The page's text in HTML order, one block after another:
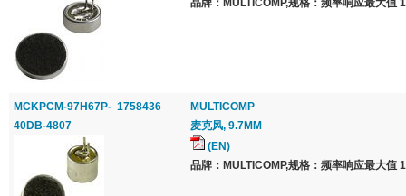
品牌：MULTICOMP,规格：频率响应最大值
MCKPCM-97H67P-
40DB-4807
1758436
MULTICOMP
麦克风, 9.7MM
(EN)
品牌：MULTICOMP,规格：频率响应最大值